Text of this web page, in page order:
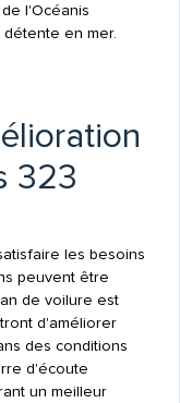
l'Océanis
en mer.
323
les besoins
peuvent être
de voilure est
d'améliorer
des conditions
d'écoute
un meilleur